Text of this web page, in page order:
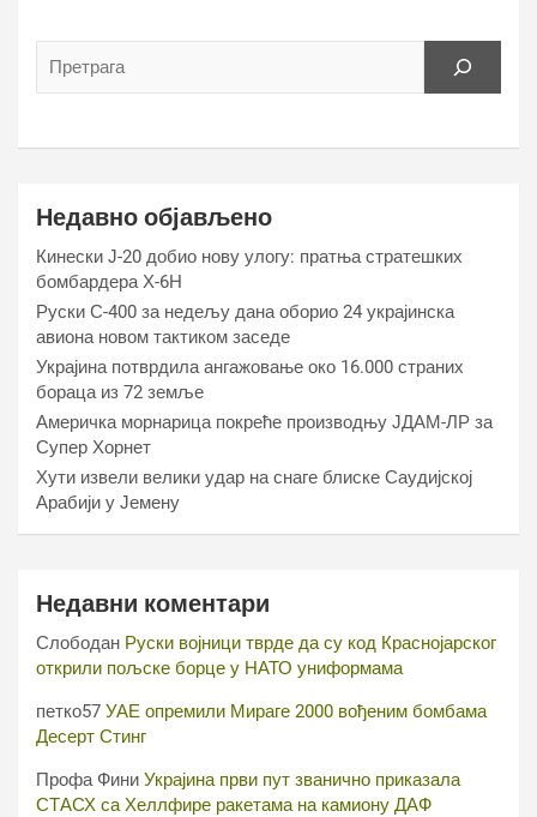
Недавно објављено
Кинески Ј-20 добио нову улогу: пратња стратешких
бомбардера Х-6Н
Руски С-400 за недељу дана оборио 24 украјинска
авиона новом тактиком заседе
Украјина потврдила ангажовање око 16.000 страних
бораца из 72 земље
Америчка морнарица покреће производњу ЈДАМ-ЛР за
Супер Хорнет
Хути извели велики удар на снаге блиске Саудијској
Арабији у Јемену
Недавни коментари
Слободан Руски војници тврде да су код Краснојарског
открили пољске борце у НАТО униформама
петко57 УАЕ опремили Мираге 2000 вођеним бомбама
Десерт Стинг
Профа Фини Украјина први пут званично приказала
СТАСХ са Хеллфире ракетама на камиону ДАФ